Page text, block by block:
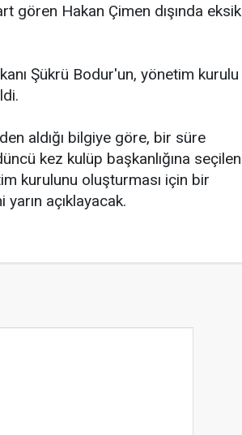
gören Hakan Çimen dışında eksik
Şükrü Bodur'un, yönetim kurulu
aldığı bilgiye göre, bir süre
kez kulüp başkanlığına seçilen
kurulunu oluşturması için bir
açıklayacak.